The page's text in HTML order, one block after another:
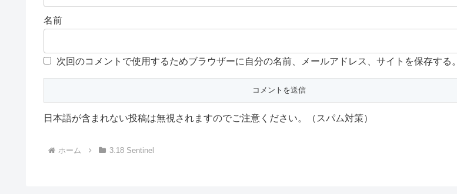
名前
次回のコメントで使用するためブラウザーに自分の名前、メールアドレス、サイトを保存する。
日本語が含まれない投稿は無視されますのでご注意ください。（スパム対策）
ホーム 3.18 Sentinel